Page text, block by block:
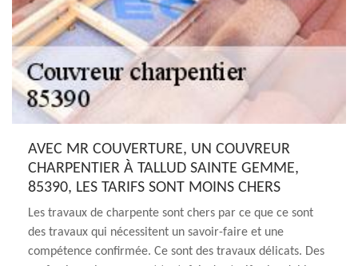
AVEC MR COUVERTURE, UN COUVREUR
CHARPENTIER À TALLUD SAINTE GEMME,
85390, LES TARIFS SONT MOINS CHERS
Les travaux de charpente sont chers par ce que ce sont
des travaux qui nécessitent un savoir-faire et une
compétence confirmée. Ce sont des travaux délicats. Des